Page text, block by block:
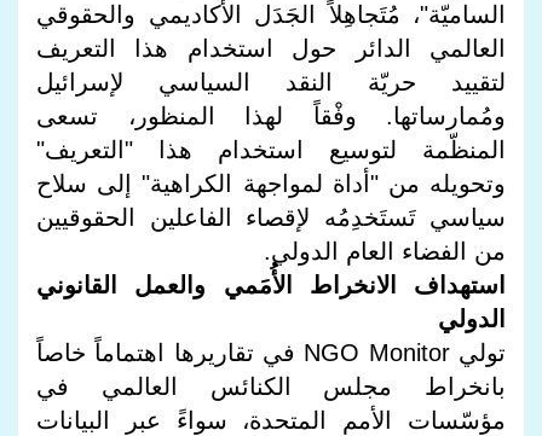
الساميّة"، مُتَجاهِلاً الجَدَل الأكاديمي والحقوقي
العالمي الدائر حول استخدام هذا التعريف
لتقييد حريّة النقد السياسي لإسرائيل
ومُمارساتها. وفْقاً لهذا المنظور، تسعى
المنظّمة لتوسيع استخدام هذا "التعريف"
وتحويله من "أداة لمواجهة الكراهية" إلى سلاح
سياسي تَستَخدِمُه لإقصاء الفاعلين الحقوقيين
من الفضاء العام الدولي.
استهداف الانخراط الأُمَمي والعمل القانوني
الدولي
تولي NGO Monitor في تقاريرها اهتماماً خاصاً
بانخراط مجلس الكنائس العالمي في
مؤسّسات الأمم المتحدة، سواءً عبر البيانات